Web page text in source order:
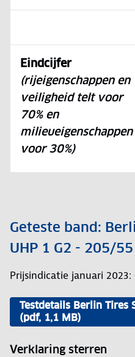
Eindcijfer
(rijeigenschappen en
veiligheid telt voor
70% en
milieueigenschappen
voor 30%)
Geteste band:
UHP 1 G2 - 205/
Prijsindicatie januari 2023:
Testdetails Berlin Tires
(pdf, 1,1 MB)
Verklaring sterren